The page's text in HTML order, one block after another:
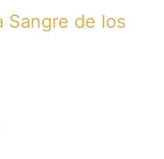
Sangre de los